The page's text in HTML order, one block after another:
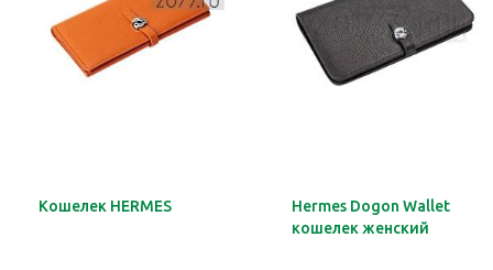
Кошелек HERMES
Hermes Dogon Wallet
кошелек женский